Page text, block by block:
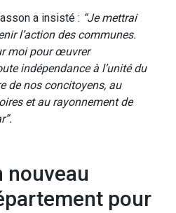
a insisté : “Je mettrai
l’action des communes.
moi pour œuvrer
indépendance à l’unité du
de nos concitoyens, au
et au rayonnement de
nouveau
pour